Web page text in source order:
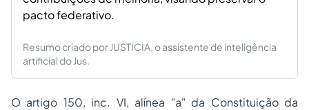
pacto federativo.
Resumo criado por JUSTICIA, o assistente de inteligência
artificial do Jus.
O artigo 150, inc. VI, alínea "a" da Constituição da